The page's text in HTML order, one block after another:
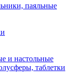
паяльные
и настольные
таблетки